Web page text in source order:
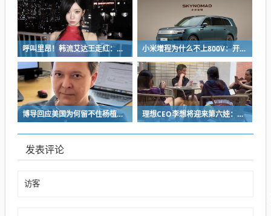
呼叫里昂！韩流艾达王走红：魅感十足 粉丝直接喊妈妈 小米增程为什么不上800V：开发时间和成本考虑
博导回应美国为何留不住杨植麟：他毅然拒绝苹果 选择回国创业 理想CEO李想将迎来第六娃：曾称不担心子女争遗产
发表评论